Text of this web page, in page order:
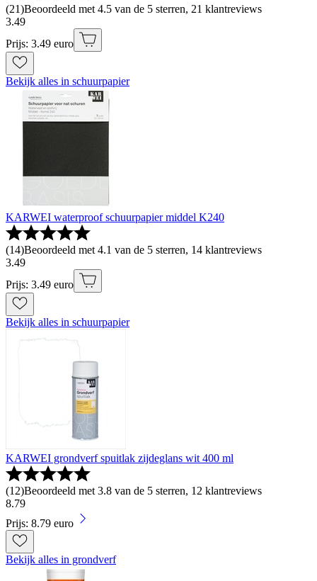
(21)Beoordeeld met 4.5 van de 5 sterren, 21 klantreviews
3.49
Prijs: 3.49 euro
Bekijk alles in schuurpapier
KARWEI waterproof schuurpapier middel K240
(14)Beoordeeld met 4.1 van de 5 sterren, 14 klantreviews
3.49
Prijs: 3.49 euro
Bekijk alles in schuurpapier
KARWEI grondverf spuitlak zijdeglans wit 400 ml
(12)Beoordeeld met 3.8 van de 5 sterren, 12 klantreviews
8.79
Prijs: 8.79 euro
Bekijk alles in grondverf